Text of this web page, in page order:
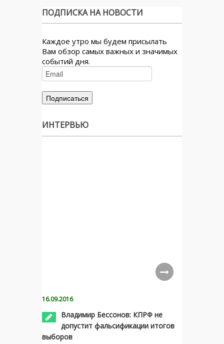
ПОДПИСКА НА НОВОСТИ
Каждое утро мы будем присылать
Вам обзор самых важных и значимых
событий дня.
ИНТЕРВЬЮ
16.09.2016
Владимир Бессонов: КПРФ не
допустит фальсификации итогов
выборов